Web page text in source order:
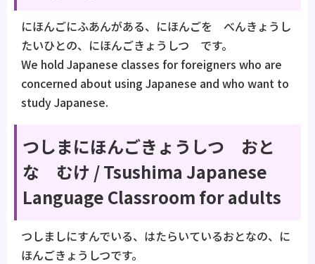
にほんごにふあんがある、にほんごを べんきょうし
たいひとの、にほんごきょうしつ です。
We hold Japanese classes for foreigners who are
concerned about using Japanese and who want to
study Japanese.
つしまにほんごきょうしつ おと
な むけ / Tsushima Japanese
Language Classroom for adults
つしましにすんでいる、はたらいているおとなの、に
ほんごきょうしつです。